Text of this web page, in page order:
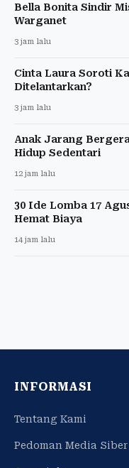
Bella Bonita Sindir
Warganet
3 jam lalu
Cinta Laura Soroti
Ditelantarkan?
3 jam lalu
Anak Jarang
Hidup Sedentari
12 jam lalu
30 Ide Lomba 17
Hemat Biaya
14 jam lalu
INFORMASI
Tentang Kami
Pedoman Media Siber